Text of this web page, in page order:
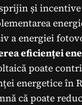
și
a energiei
eficienței
poate
energetice în
că poate